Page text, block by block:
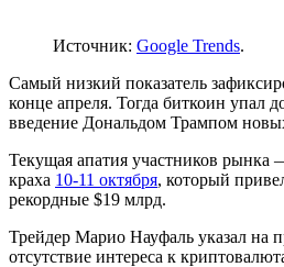
Источник: Google Trends.
Самый низкий показатель
конце апреля. Тогда биткоин упал
введение Дональдом Трампом
Текущая апатия участников рынка
краха 10-11 октября, который
рекордные $19 млрд.
Трейдер Марио Науфаль указал на
отсутствие интереса к